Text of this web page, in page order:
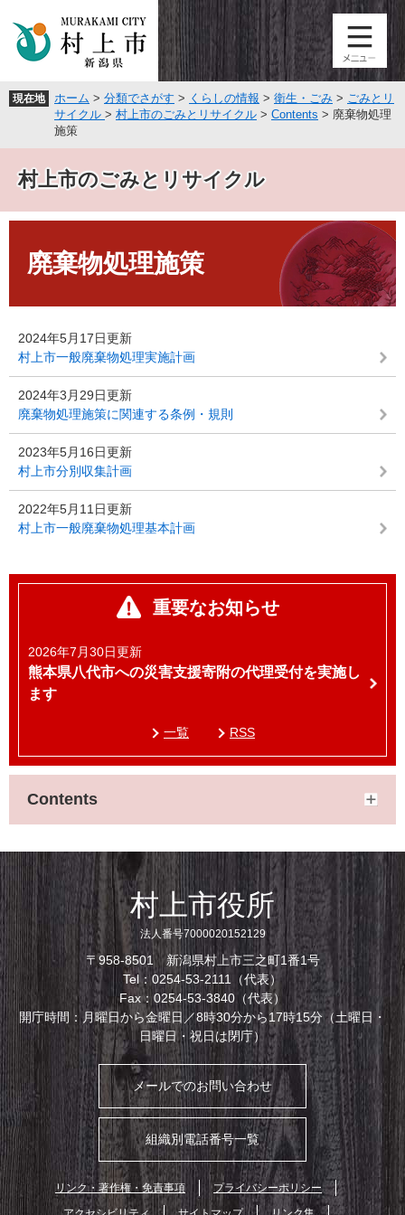
頭
飛
へ
現在地 ホーム > 分類でさがす > くらしの情報 > 衛生・ごみ > ごみとリ
サイクル > 村上市のごみとリサイクル > Contents > 廃棄物処理
施策
村上市のごみとリサイクル
廃棄物処理施策
2024年5月17日更新
村上市一般廃棄物処理実施計画
2024年3月29日更新
廃棄物処理施策に関連する条例・規則
2023年5月16日更新
村上市分別収集計画
2022年5月11日更新
村上市一般廃棄物処理基本計画
重要なお知らせ
2026年7月30日更新
熊本県八代市への災害支援寄附の代理受付を実施し
ます
一覧 RSS
Contents
村上市役所
法人番号7000020152129
〒958-8501 新潟県村上市三之町1番1号
Tel：0254-53-2111（代表）
Fax：0254-53-3840（代表）
開庁時間：月曜日から金曜日／8時30分から17時15分（土曜日・
日曜日・祝日は閉庁）
メールでのお問い合わせ
組織別電話番号一覧
リンク・著作権・免責事項
プライバシーポリシー